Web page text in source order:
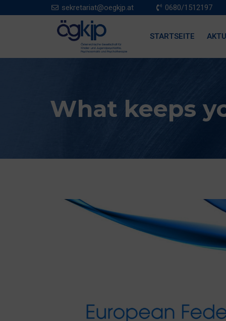
sekretariat@oegkjp.at 0680/1512197
STARTSEITE
What keeps